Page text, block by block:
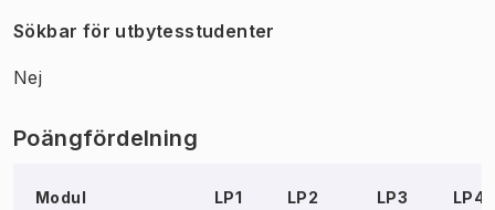
Sökbar för utbytesstudenter
Nej
Poängfördelning
Modul LP1 LP2 LP3 LP4